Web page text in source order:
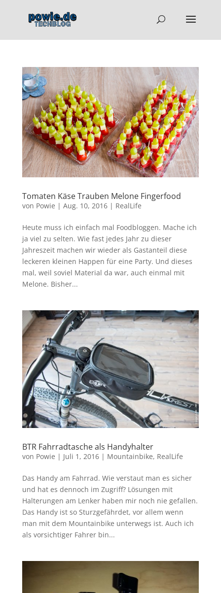
Tomaten Käse Trauben Melone Fingerfood
von Powie | Aug. 10, 2016| RealLife
Heute muss ich einfach mal Foodbloggen. Mache ich
ja viel zu selten. Wie fast jedes Jahr zu dieser
Jahreszeit machen wir wieder als Gastanteil diese
leckeren kleinen Happen für eine Party. Und dieses
mal, weil soviel Material da war, auch einmal mit
Melone. Bisher...
BTR Fahrradtasche als Handyhalter
von Powie | Juli 1, 2016| Mountainbike, RealLife
Das Handy am Fahrrad. Wie verstaut man es sicher
und hat es dennoch im Zugriff? Lösungen mit
Halterungen am Lenker haben mir noch nie gefallen.
Das Handy ist so Sturzgefährdet, vor allem wenn
man mit dem Mountainbike unterwegs ist. Auch ich
als vorsichtiger Fahrer bin...